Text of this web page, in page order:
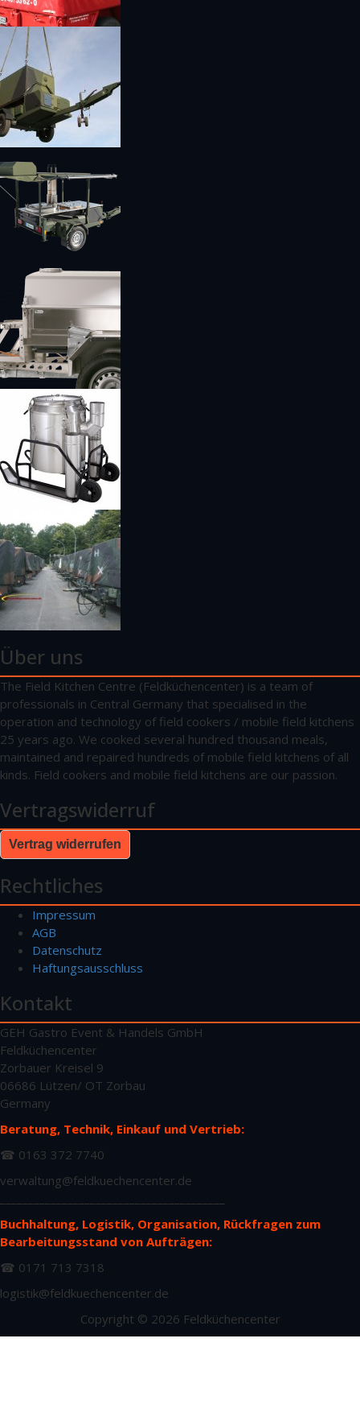
Über uns
The Field Kitchen Centre (Feldküchencenter) is a team of
professionals in Central Germany that specialised in the
operation and technology of field cookers / mobile field kitchens
25 years ago. We cooked several hundred thousand meals,
maintained and repaired hundreds of mobile field kitchens of all
kinds. Field cookers and mobile field kitchens are our passion.
Vertragswiderruf
Vertrag widerrufen
Rechtliches
Impressum
AGB
Datenschutz
Haftungsausschluss
Kontakt
GEH Gastro Event & Handels GmbH
Feldküchencenter
Zorbauer Kreisel 9
06686 Lützen/ OT Zorbau
Germany
Beratung, Technik, Einkauf und Vertrieb:
☎ 0163 372 7740
verwaltung@feldkuechencenter.de
Buchhaltung, Logistik, Organisation, Rückfragen zum
Bearbeitungsstand von Aufträgen:
☎ 0171 713 7318
logistik@feldkuechencenter.de
Copyright © 2026 Feldküchencenter